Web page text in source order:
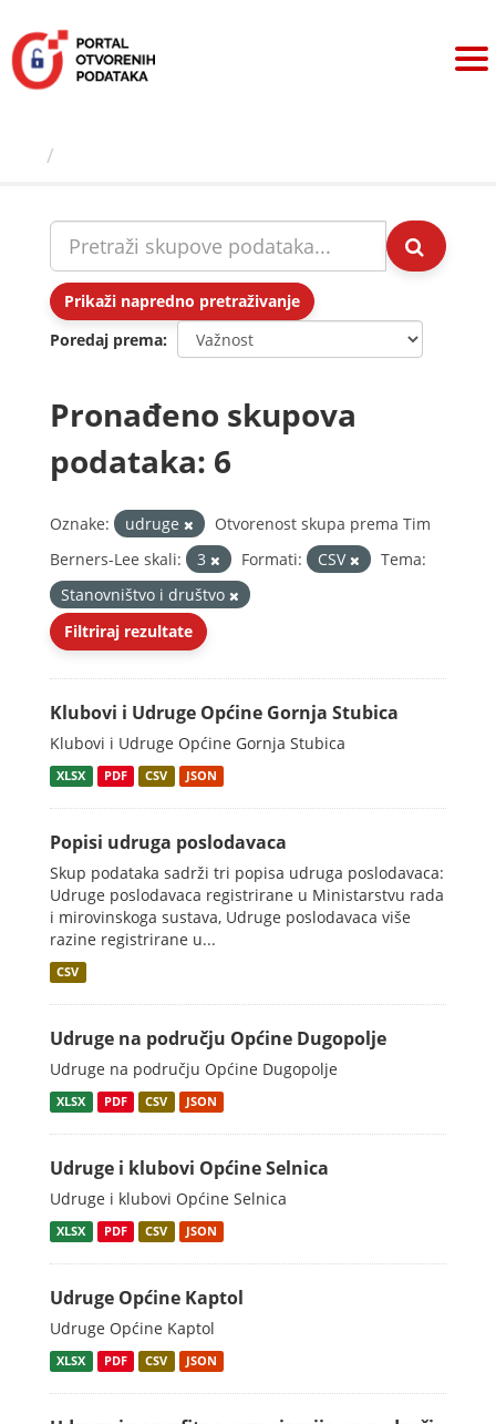
sadržaj
Prikaži napredno pretraživanje
Poredaj prema
Pronađeno skupova
podataka: 6
Oznake: udruge
Otvorenost skupa prema Tim
Berners-Lee skali:
3 Formati: CSV
Tema:
Stanovništvo i društvo
Filtriraj rezultate
Klubovi i Udruge Općine Gornja Stubica
Klubovi i Udruge Općine Gornja Stubica
XLSX PDF CSV JSON
Popisi udruga poslodavaca
Skup podataka sadrži tri popisa udruga poslodavaca:
Udruge poslodavaca registrirane u Ministarstvu rada
i mirovinskoga sustava, Udruge poslodavaca više
razine registrirane u...
CSV
Udruge na području Općine Dugopolje
Udruge na području Općine Dugopolje
XLSX PDF CSV JSON
Udruge i klubovi Općine Selnica
Udruge i klubovi Općine Selnica
XLSX PDF CSV JSON
Udruge Općine Kaptol
Udruge Općine Kaptol
XLSX PDF CSV JSON